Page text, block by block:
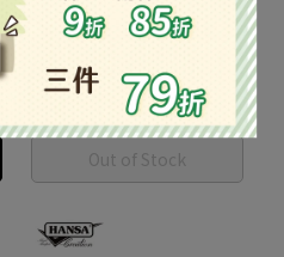
Hansa 6959-坐姿牧羊犬
30公分
NT$1,800
Out of Stock